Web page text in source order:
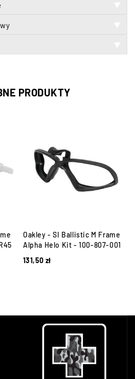
PRODUKTY
Oakley - SI Ballistic M Frame
Alpha Helo Kit - 100-807-001
131,50 zł